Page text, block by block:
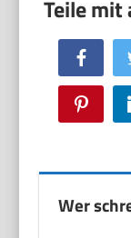
Pinterest
Wer